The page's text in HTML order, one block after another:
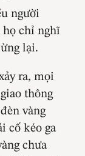
người
họ chỉ nghĩ
lại.
ra, mọi
thông
vàng
cố kéo ga
chưa